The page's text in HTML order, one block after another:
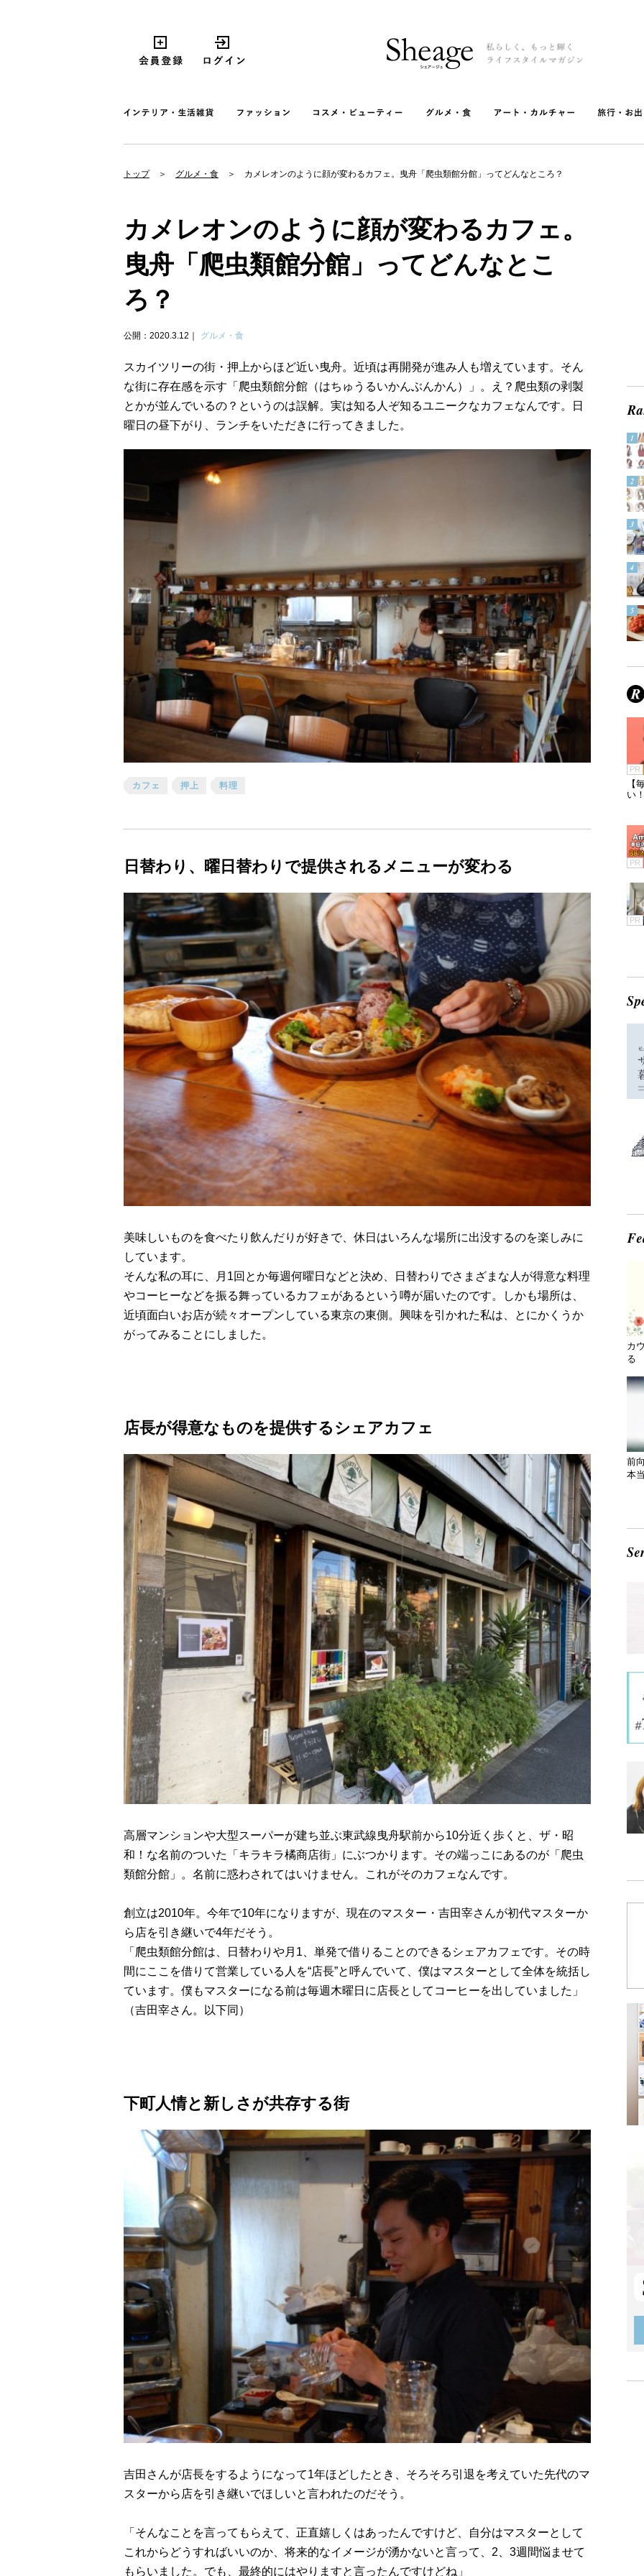
トップ グルメ・食 カメレオンのように顔が変わるカフェ。曳舟「爬虫類館分館」ってどんなところ？
カメレオンのように顔が変わるカフェ。
曳舟「爬虫類館分館」ってどんなとこ
ろ？
公開：2020.3.12 グルメ・食
スカイツリーの街・押上からほど近い曳舟。近頃は再開発が進み人も増えています。そん
な街に存在感を示す「爬虫類館分館（はちゅうるいかんぶんかん）」。え？爬虫類の剥製
とかが並んでいるの？というのは誤解。実は知る人ぞ知るユニークなカフェなんです。日
曜日の昼下がり、ランチをいただきに行ってきました。
カフェ 押上 料理
日替わり、曜日替わりで提供されるメニューが変わる
美味しいものを食べたり飲んだりが好きで、休日はいろんな場所に出没するのを楽しみに
しています。
そんな私の耳に、月1回とか毎週何曜日などと決め、日替わりでさまざまな人が得意な料理
やコーヒーなどを振る舞っているカフェがあるという噂が届いたのです。しかも場所は、
近頃面白いお店が続々オープンしている東京の東側。興味を引かれた私は、とにかくうか
がってみることにしました。
店長が得意なものを提供するシェアカフェ
高層マンションや大型スーパーが建ち並ぶ東武線曳舟駅前から10分近く歩くと、ザ・昭
和！な名前のついた「キラキラ橘商店街」にぶつかります。その端っこにあるのが「爬虫
類館分館」。名前に惑わされてはいけません。これがそのカフェなんです。
創立は2010年。今年で10年になりますが、現在のマスター・吉田宰さんが初代マスターか
ら店を引き継いで4年だそう。
「爬虫類館分館は、日替わりや月1、単発で借りることのできるシェアカフェです。その時
間にここを借りて営業している人を“店長”と呼んでいて、僕はマスターとして全体を統括し
ています。僕もマスターになる前は毎週木曜日に店長としてコーヒーを出していました」
（吉田宰さん。以下同）
下町人情と新しさが共存する街
吉田さんが店長をするようになって1年ほどしたとき、そろそろ引退を考えていた先代のマ
スターから店を引き継いでほしいと言われたのだそう。
「そんなことを言ってもらえて、正直嬉しくはあったんですけど、自分はマスターとして
これからどうすればいいのか、将来的なイメージが湧かないと言って、2、3週間悩ませて
もらいました。でも、最終的にはやりますと言ったんですけどね」
PR
【
い
PR
PR
カ
る
前
本